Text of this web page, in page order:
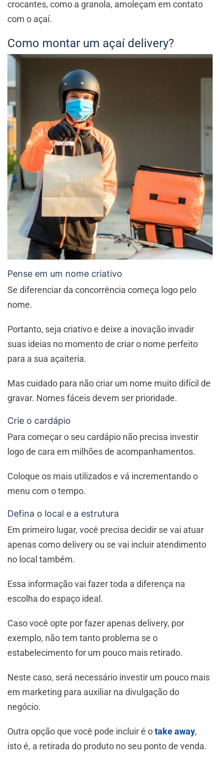
crocantes, como a granola, amoleçam em contato
com o açaí.
Como montar um açaí delivery?
Pense em um nome criativo
Se diferenciar da concorrência começa logo pelo
nome.
Portanto, seja criativo e deixe a inovação invadir
suas ideias no momento de criar o nome perfeito
para a sua açaiteria.
Mas cuidado para não criar um nome muito difícil de
gravar. Nomes fáceis devem ser prioridade.
Crie o cardápio
Para começar o seu cardápio não precisa investir
logo de cara em milhões de acompanhamentos.
Coloque os mais utilizados e vá incrementando o
menu com o tempo.
Defina o local e a estrutura
Em primeiro lugar, você precisa decidir se vai atuar
apenas como delivery ou se vai incluir atendimento
no local também.
Essa informação vai fazer toda a diferença na
escolha do espaço ideal.
Caso você opte por fazer apenas delivery, por
exemplo, não tem tanto problema se o
estabelecimento for um pouco mais retirado.
Neste caso, será necessário investir um pouco mais
em marketing para auxiliar na divulgação do
negócio.
Outra opção que você pode incluir é otake away,
isto é, a retirada do produto no seu ponto de venda.